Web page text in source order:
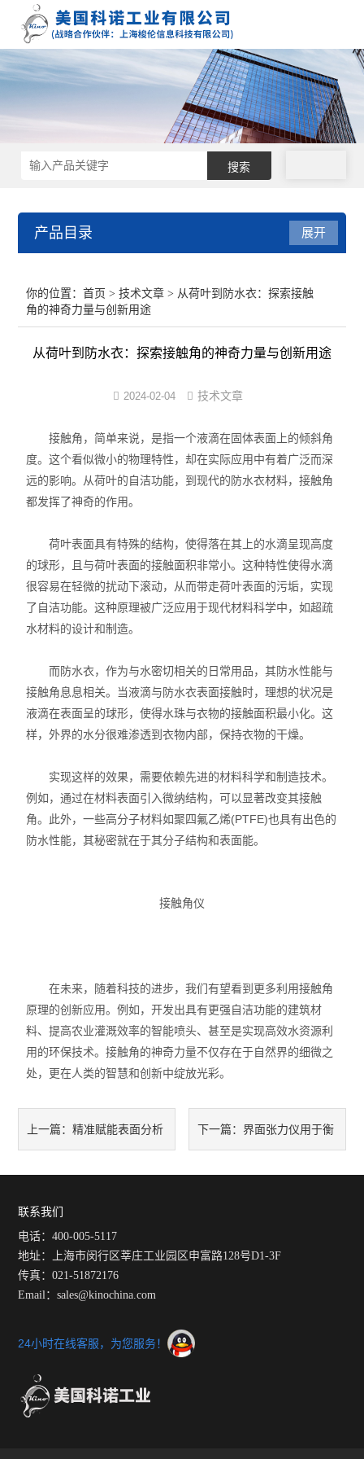
产品目录
表面张力仪
界面张力仪
界面弹性系数仪
表面清洁度分析仪
位移及其控制系统
光谱色谱分析仪器
TOF相机（Time of Flight）
展开
你的位置：首页 >技术文章 > 从荷叶到防水衣：探索接触
角的神奇力量与创新用途
从荷叶到防水衣：探索接触角的神奇力量与创新用途
2024-02-04 技术文章
接触角，简单来说，是指一个液滴在固体表面上的倾斜角
度。这个看似微小的物理特性，却在实际应用中有着广泛而深
远的影响。从荷叶的自洁功能，到现代的防水衣材料，接触角
都发挥了神奇的作用。
荷叶表面具有特殊的结构，使得落在其上的水滴呈现高度
的球形，且与荷叶表面的接触面积非常小。这种特性使得水滴
很容易在轻微的扰动下滚动，从而带走荷叶表面的污垢，实现
了自洁功能。这种原理被广泛应用于现代材料科学中，如超疏
水材料的设计和制造。
而防水衣，作为与水密切相关的日常用品，其防水性能与
接触角息息相关。当液滴与防水衣表面接触时，理想的状况是
液滴在表面呈的球形，使得水珠与衣物的接触面积最小化。这
样，外界的水分很难渗透到衣物内部，保持衣物的干燥。
实现这样的效果，需要依赖先进的材料科学和制造技术。
例如，通过在材料表面引入微纳结构，可以显著改变其接触
角。此外，一些高分子材料如聚四氟乙烯(PTFE)也具有出色的
防水性能，其秘密就在于其分子结构和表面能。
接触角仪
在未来，随着科技的进步，我们有望看到更多利用接触角
原理的创新应用。例如，开发出具有更强自洁功能的建筑材
料、提高农业灌溉效率的智能喷头、甚至是实现高效水资源利
用的环保技术。接触角的神奇力量不仅存在于自然界的细微之
处，更在人类的智慧和创新中绽放光彩。
上一篇：精准赋能表面分析
析
下一篇： 界面张力仪用于衡
联系我们
电话：400-005-5117
地址：上海市闵行区莘庄工业园区申富路128号D1-3F
传真：021-51872176
Email：sales@kinochina.com
24小时在线客服，为您服务！